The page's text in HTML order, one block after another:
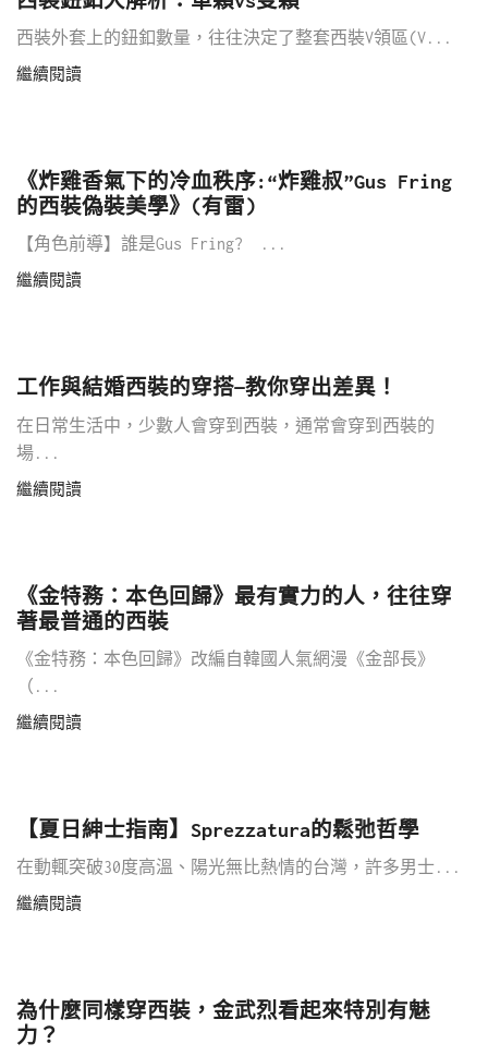
西裝外套上的鈕釦數量，往往決定了整套西裝V領區(V...
繼續閱讀
《炸雞香氣下的冷血秩序:“炸雞叔”Gus Fring
的西裝偽裝美學》(有雷)
【角色前導】誰是Gus Fring? ...
繼續閱讀
工作與結婚西裝的穿搭—教你穿出差異！
在日常生活中，少數人會穿到西裝，通常會穿到西裝的
場...
繼續閱讀
《金特務：本色回歸》最有實力的人，往往穿
著最普通的西裝
《金特務：本色回歸》改編自韓國人氣網漫《金部長》
（...
繼續閱讀
【夏日紳士指南】Sprezzatura的鬆弛哲學
在動輒突破30度高溫、陽光無比熱情的台灣，許多男士...
繼續閱讀
為什麼同樣穿西裝，金武烈看起來特別有魅
力？